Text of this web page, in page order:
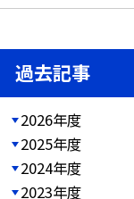
過去記事
2026年度
2025年度
2024年度
2023年度